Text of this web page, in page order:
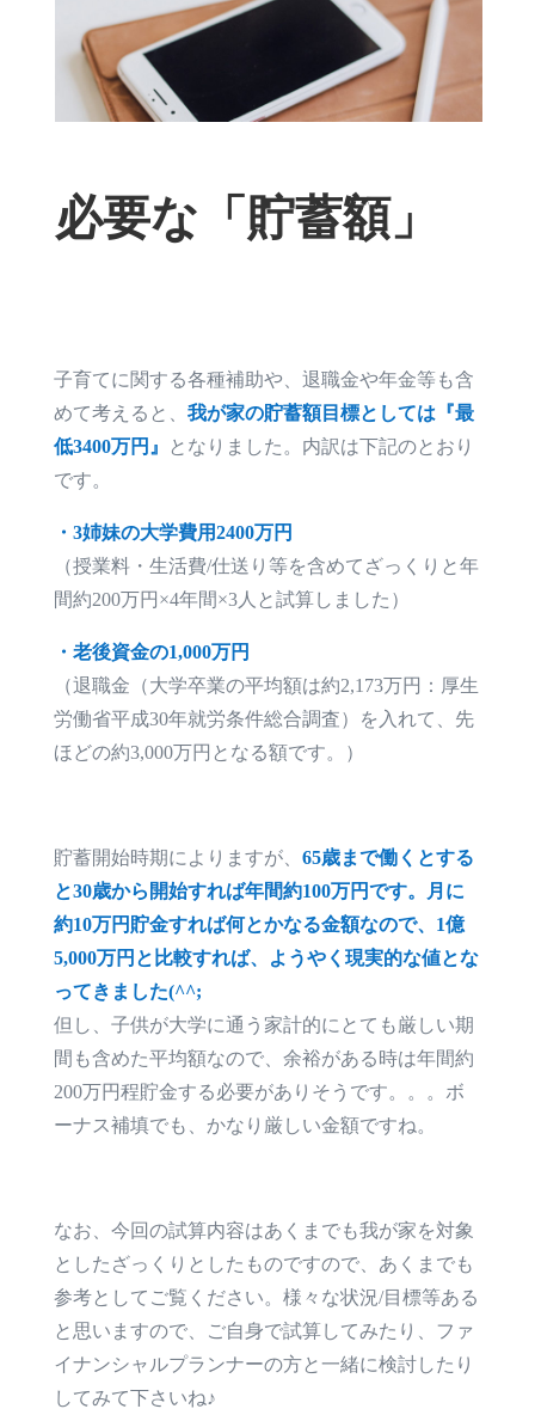
必要な「貯蓄額」
子育てに関する各種補助や、退職金や年金等も含
めて考えると、 我が家の貯蓄額目標としては『最
低3400万円』
となりました。内訳は下記のとおり
です。
・3姉妹の大学費用2400万円
（授業料・生活費/仕送り等を含めてざっくりと年
間約200万円×4年間×3人と試算しました）
・老後資金の1,000万円
（退職金（大学卒業の平均額は約2,173万円：厚生
労働省平成30年就労条件総合調査）を入れて、先
ほどの約3,000万円となる額です。）
貯蓄開始時期によりますが、 65歳まで働くとする
と30歳から開始すれば年間約100万円です。月に
約10万円貯金すれば何とかなる金額なので、1億
5,000万円と比較すれば、ようやく現実的な値とな
ってきました(^^;
但し、子供が大学に通う家計的にとても厳しい期
間も含めた平均額なので、余裕がある時は年間約
200万円程貯金する必要がありそうです。。。ボ
ーナス補填でも、かなり厳しい金額ですね。
なお、今回の試算内容はあくまでも我が家を対象
としたざっくりとしたものですので、あくまでも
参考としてご覧ください。様々な状況/目標等ある
と思いますので、ご自身で試算してみたり、ファ
イナンシャルプランナーの方と一緒に検討したり
してみて下さいね♪